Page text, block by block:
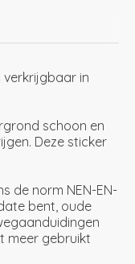
in
schoon en
Deze sticker
de norm NEN-EN-
bent, oude
meer gebruikt